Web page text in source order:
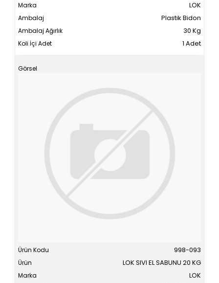
LOK
Plastik Bidon
30 Kg
1 Adet
998-093
LOK SIVI EL SABUNU 20 KG
LOK